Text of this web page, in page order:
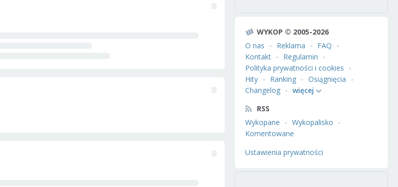
WYKOP © 2005-2026
O nas
Reklama
FAQ
Kontakt
Regulamin
Polityka prywatności i cookies
Hity
Ranking
Osiągnięcia
Changelog
więcej
RSS
Wykopane
Wykopalisko
Komentowane
Ustawienia prywatności